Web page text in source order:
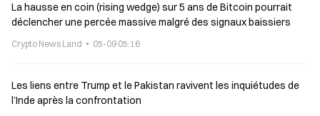
La hausse en coin (rising wedge) sur 5 ans de Bitcoin pourrait
déclencher une percée massive malgré des signaux baissiers
Crypto News Land 05-09 05:16
Les liens entre Trump et le Pakistan ravivent les inquiétudes de
l’Inde après la confrontation